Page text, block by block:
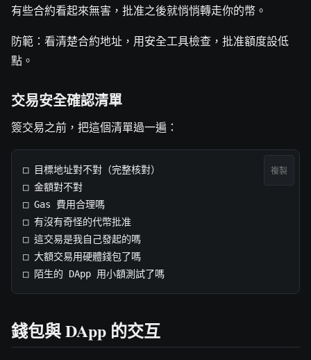
有些合約看起來無害，批准之後就悄悄轉走你的幣。
防範：看清楚合約地址，用安全工具檢查，批准額度設低
點。
交易安全確認清單
簽交易之前，把這個清單過一遍：
□ 目標地址對不對（完整核對）
□ 金額對不對
□ Gas 費用合理嗎
□ 有沒有奇怪的代幣批准
□ 這交易是我自己發起的嗎
□ 大額交易用硬體錢包了嗎
□ 陌生的 DApp 用小額測試了嗎
複製
錢包與 DApp 的交互